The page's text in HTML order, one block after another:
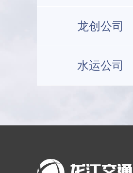
龙创公司
水运公司